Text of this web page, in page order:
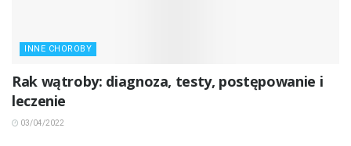
INNE CHOROBY
Rak wątroby: diagnoza, testy, postępowanie i
leczenie
03/04/2022